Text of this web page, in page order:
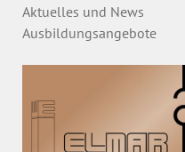
Aktuelles und News
Ausbildungsangebote